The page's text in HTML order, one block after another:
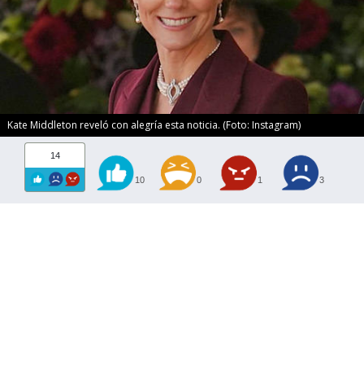
Kate Middleton reveló con alegría esta noticia. (Foto: Instagram)
14
10 0 1 3